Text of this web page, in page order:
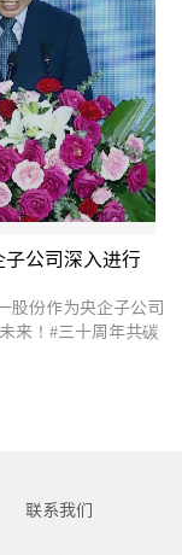
公司深入进行
股份作为央企子公司
来！#三十周年共碳
联系我们